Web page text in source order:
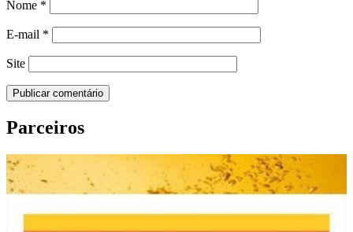
Nome *
E-mail *
Site
Parceiros